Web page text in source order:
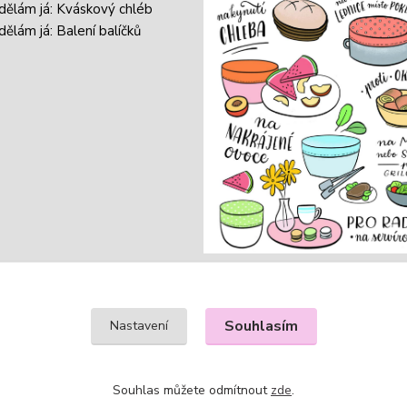
já: Kváskový chléb
já: Balení balíčků
Nastavení Souhlasím
Souhlas můžete odmítnout zde.